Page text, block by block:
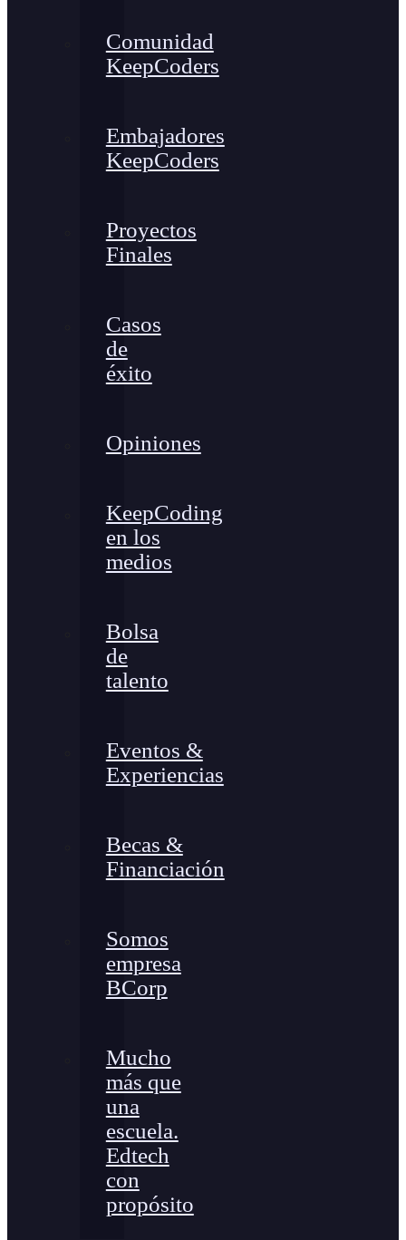
Comunidad
KeepCoders
Embajadores
KeepCoders
Proyectos
Finales
Casos
de
éxito
Opiniones
KeepCoding
en los
medios
Bolsa
de
talento
Eventos &
Experiencias
Becas &
Financiación
Somos
empresa
BCorp
Mucho
más que
una
escuela.
Edtech
con
propósito